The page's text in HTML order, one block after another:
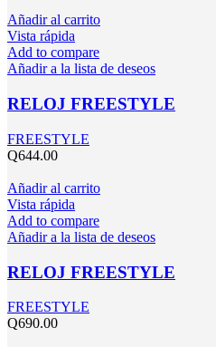
Añadir al carrito
Vista rápida
Add to compare
Añadir a la lista de deseos
RELOJ FREESTYLE
FREESTYLE
Q644.00
Añadir al carrito
Vista rápida
Add to compare
Añadir a la lista de deseos
RELOJ FREESTYLE
FREESTYLE
Q690.00